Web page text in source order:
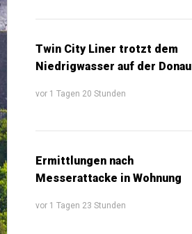
Twin City Liner trotzt dem
Niedrigwasser auf der Donau
vor 1 Tagen 20 Stunden
Ermittlungen nach
Messerattacke in Wohnung
vor 1 Tagen 23 Stunden